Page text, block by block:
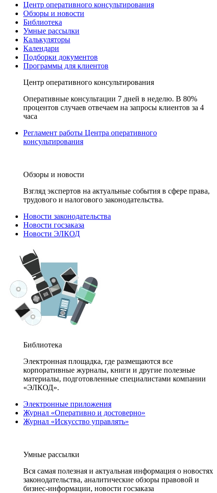
Центр оперативного консультирования
Обзоры и новости
Библиотека
Умные рассылки
Калькуляторы
Календари
Подборки документов
Программы для клиентов
Центр оперативного консультирования
Оперативные консультации 7 дней в неделю. В 80%
процентов случаев отвечаем на запросы клиентов за 4
часа
Регламент работы Центра оперативного
консультирования
Обзоры и новости
Взгляд экспертов на актуальные события в сфере права,
трудового и налогового законодательства.
Новости законодательства
Новости госзаказа
Новости ЭЛКОД
Библиотека
Электронная площадка, где размещаются все
корпоративные журналы, книги и другие полезные
материалы, подготовленные специалистами компании
«ЭЛКОД».
Электронные приложения
Журнал «Оперативно и достоверно»
Журнал «Искусство управлять»
Умные рассылки
Вся самая полезная и актуальная информация о новостях
законодательства, аналитические обзоры правовой и
бизнес-информации, новости госзаказа